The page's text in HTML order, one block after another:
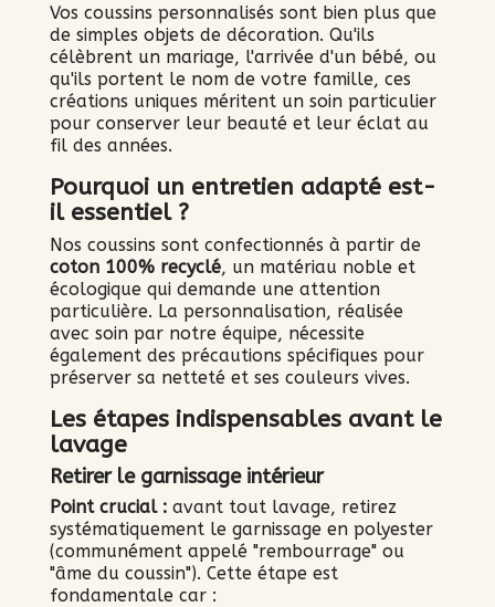
Vos coussins personnalisés sont bien plus que
de simples objets de décoration. Qu'ils
célèbrent un mariage, l'arrivée d'un bébé, ou
qu'ils portent le nom de votre famille, ces
créations uniques méritent un soin particulier
pour conserver leur beauté et leur éclat au
fil des années.
Pourquoi un entretien adapté est-
il essentiel ?
Nos coussins sont confectionnés à partir de
coton 100% recyclé, un matériau noble et
écologique qui demande une attention
particulière. La personnalisation, réalisée
avec soin par notre équipe, nécessite
également des précautions spécifiques pour
préserver sa netteté et ses couleurs vives.
Les étapes indispensables avant le
lavage
Retirer le garnissage intérieur
Point crucial : avant tout lavage, retirez
systématiquement le garnissage en polyester
(communément appelé "rembourrage" ou
"âme du coussin"). Cette étape est
fondamentale car :